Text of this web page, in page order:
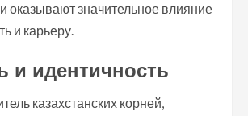
оказывают значительное влияние
и карьеру.
и идентичность
казахстанских корней,